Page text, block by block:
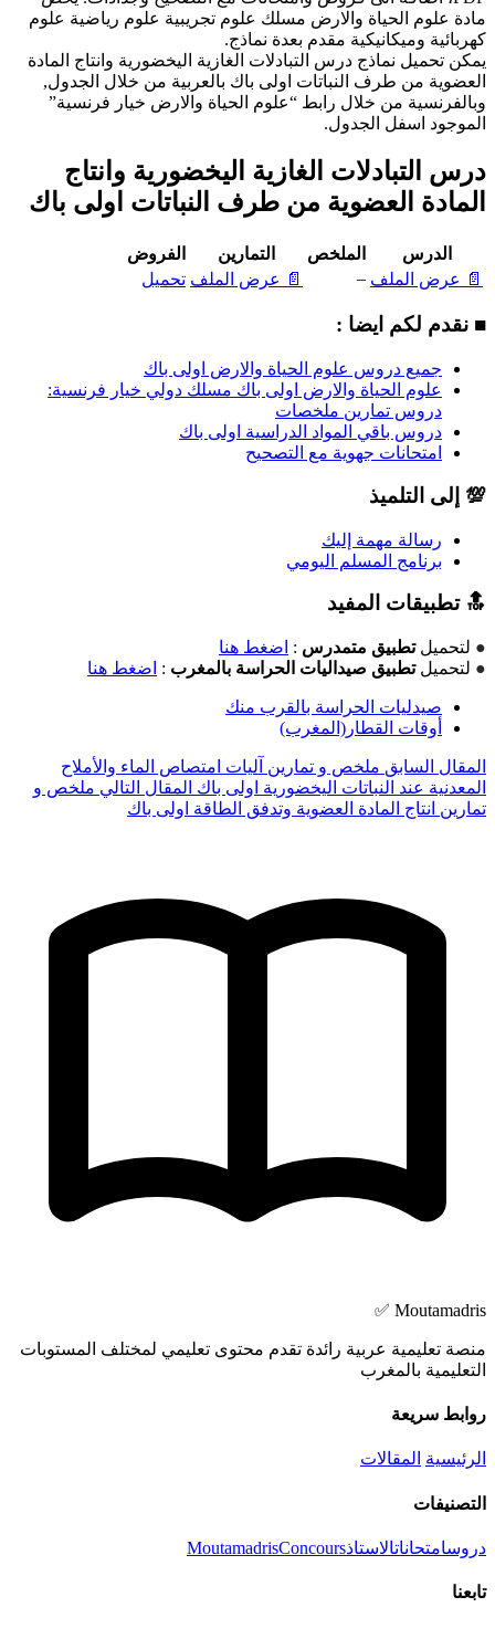
مادة علوم الحياة والارض مسلك علوم تجريبية علوم رياضية علوم
كهربائية وميكانيكية مقدم بعدة نماذج.
يمكن تحميل نماذج درس التبادلات الغازية اليخضورية وانتاج المادة
العضوية من طرف النباتات اولى باك بالعربية من خلال الجدول,
وبالفرنسية من خلال رابط “علوم الحياة والارض خيار فرنسية”
الموجود اسفل الجدول.
درس التبادلات الغازية اليخضورية وانتاج
المادة العضوية من طرف النباتات اولى باك
الدرس الملخص التمارين
الفروض
📄 عرض الملف – 📄 عرض الملف تحميل
■ نقدم لكم ايضا :
جميع دروس علوم الحياة والارض اولى باك
علوم الحياة والارض اولى باك مسلك دولي خيار فرنسية:
دروس تمارين ملخصات
دروس باقي المواد الدراسية اولى باك
امتحانات جهوية مع التصحيح
💯 إلى التلميذ
رسالة مهمة إليك
برنامج المسلم اليومي
🔝 تطبيقات المفيد
● لتحميلتطبيق متمدرس : اضغط هنا
● لتحميلتطبيق صيداليات الحراسة بالمغرب : اضغط هنا
صيدليات الحراسة بالقرب منك
أوقات القطار(المغرب)
المقال السابق ملخص و تمارين آليات امتصاص الماء والأملاح
المعدنية عند النباتات اليخضورية اولى باك المقال التالي ملخص و
تمارين انتاج المادة العضوية وتدفق الطاقة اولى باك
Moutamadris ✅
منصة تعليمية عربية رائدة تقدم محتوى تعليمي لمختلف المستوبات
التعليمية بالمغرب
روابط سريعة
الرئيسية المقالات
التصنيفات
دروسامتحاناتالاستاذ MoutamadrisConcours
تابعنا